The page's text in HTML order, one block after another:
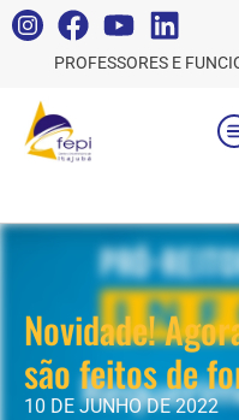
PROFESSORES E
Novidade!
são feitos de
10 DE JUNHO DE 2022